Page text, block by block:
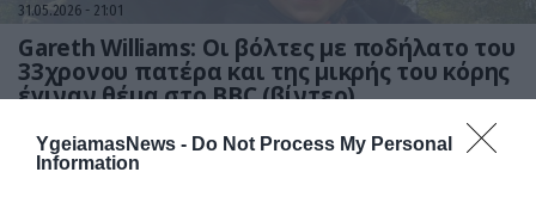
YgeiamasNews - Do Not Process My Personal
Information
31.05.2026 21:01
Gareth Williams: Οι βόλτες με ποδήλατο του
33χρονου πατέρα και της μικρής του κόρης
έγιναν θέμα στο BBC (βίντεο)